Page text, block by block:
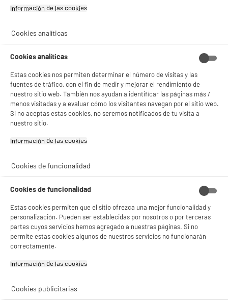
- facilitar el intercambio de contenido en las redes sociales
Consulta la política de cookies.
Si aceptas, la experiencia será aún mejor. Si no acepta, se utilizarán cookies
estadísticas anónimas basadas en tu navegación. Puedes oponerte a su uso
¡Buena visita!
Gestionar cookies
✔ ACEPTAR TODAS
Información de las cookies‎
Cookies analíticas
Cookies analíticas
Estas cookies nos permiten determinar el número de visitas y las
fuentes de tráfico, con el fin de medir y mejorar el rendimiento de
nuestro sitio web. También nos ayudan a identificar las páginas más /
menos visitadas y a evaluar cómo los visitantes navegan por el sitio web.
Si no aceptas estas cookies, no seremos notificados de tu visita a
nuestro sitio.
Información de las cookies‎
Cookies de funcionalidad
Cookies de funcionalidad
Estas cookies permiten que el sitio ofrezca una mejor funcionalidad y
personalización. Pueden ser establecidas por nosotros o por terceras
partes cuyos servicios hemos agregado a nuestras páginas. Si no
permite estas cookies algunos de nuestros servicios no funcionarán
correctamente.
Información de las cookies‎
Cookies publicitarias